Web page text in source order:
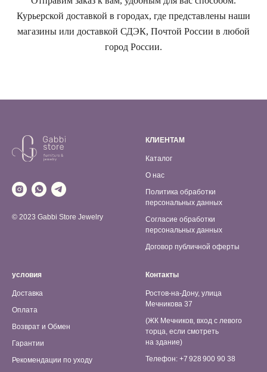
Курьерской доставкой в городах, где представлены наши
магазины или доставкой СДЭК, Почтой России в любой
город России.
© 2023 Gabbi Store Jewelry
КЛИЕНТАМ
Каталог
О нас
Политика обработки
персональных данных
Согласие обработки
персональных данных
Договор публичной оферты
условия
Доставка
Оплата
Возврат и Обмен
Гарантии
Рекомендации по уходу
Контакты
Ростов-на-Дону, улица
Мечникова 37
(ЖК Мечников, вход с левого
торца, если смотреть
на здание)
Телефон: +7 928 900 90 38